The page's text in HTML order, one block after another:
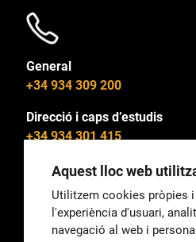
General
+34 934 309 200
Direcció i caps d’estudis
+34 934 301 415
General
Aquest lloc web
Utilitzem cookies pròpies
l'experiència d'usuari,
navegació al web i